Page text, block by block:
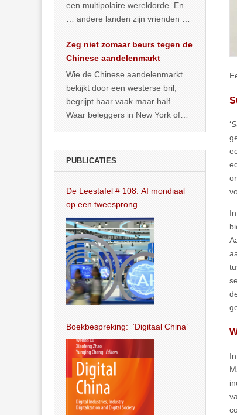
‘
een multipolaire wereldorde. En
… andere landen zijn vrienden of
Zeg niet zomaar beurs tegen de
Chinese aandelenmarkt
Wie de Chinese aandelenmarkt
bekijkt door een westerse bril,
begrijpt haar vaak maar half.
Waar beleggers in New York of
PUBLICATIES
De Leestafel # 108: AI mondiaal
op een tweesprong
Boekbespreking: ‘Digitaal China’